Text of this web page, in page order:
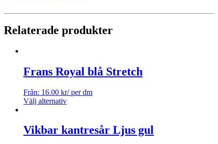
Relaterade produkter
Frans Royal blå Stretch
Från: 16.00 kr/ per dm
Välj alternativ
Vikbar kantresår Ljus gul